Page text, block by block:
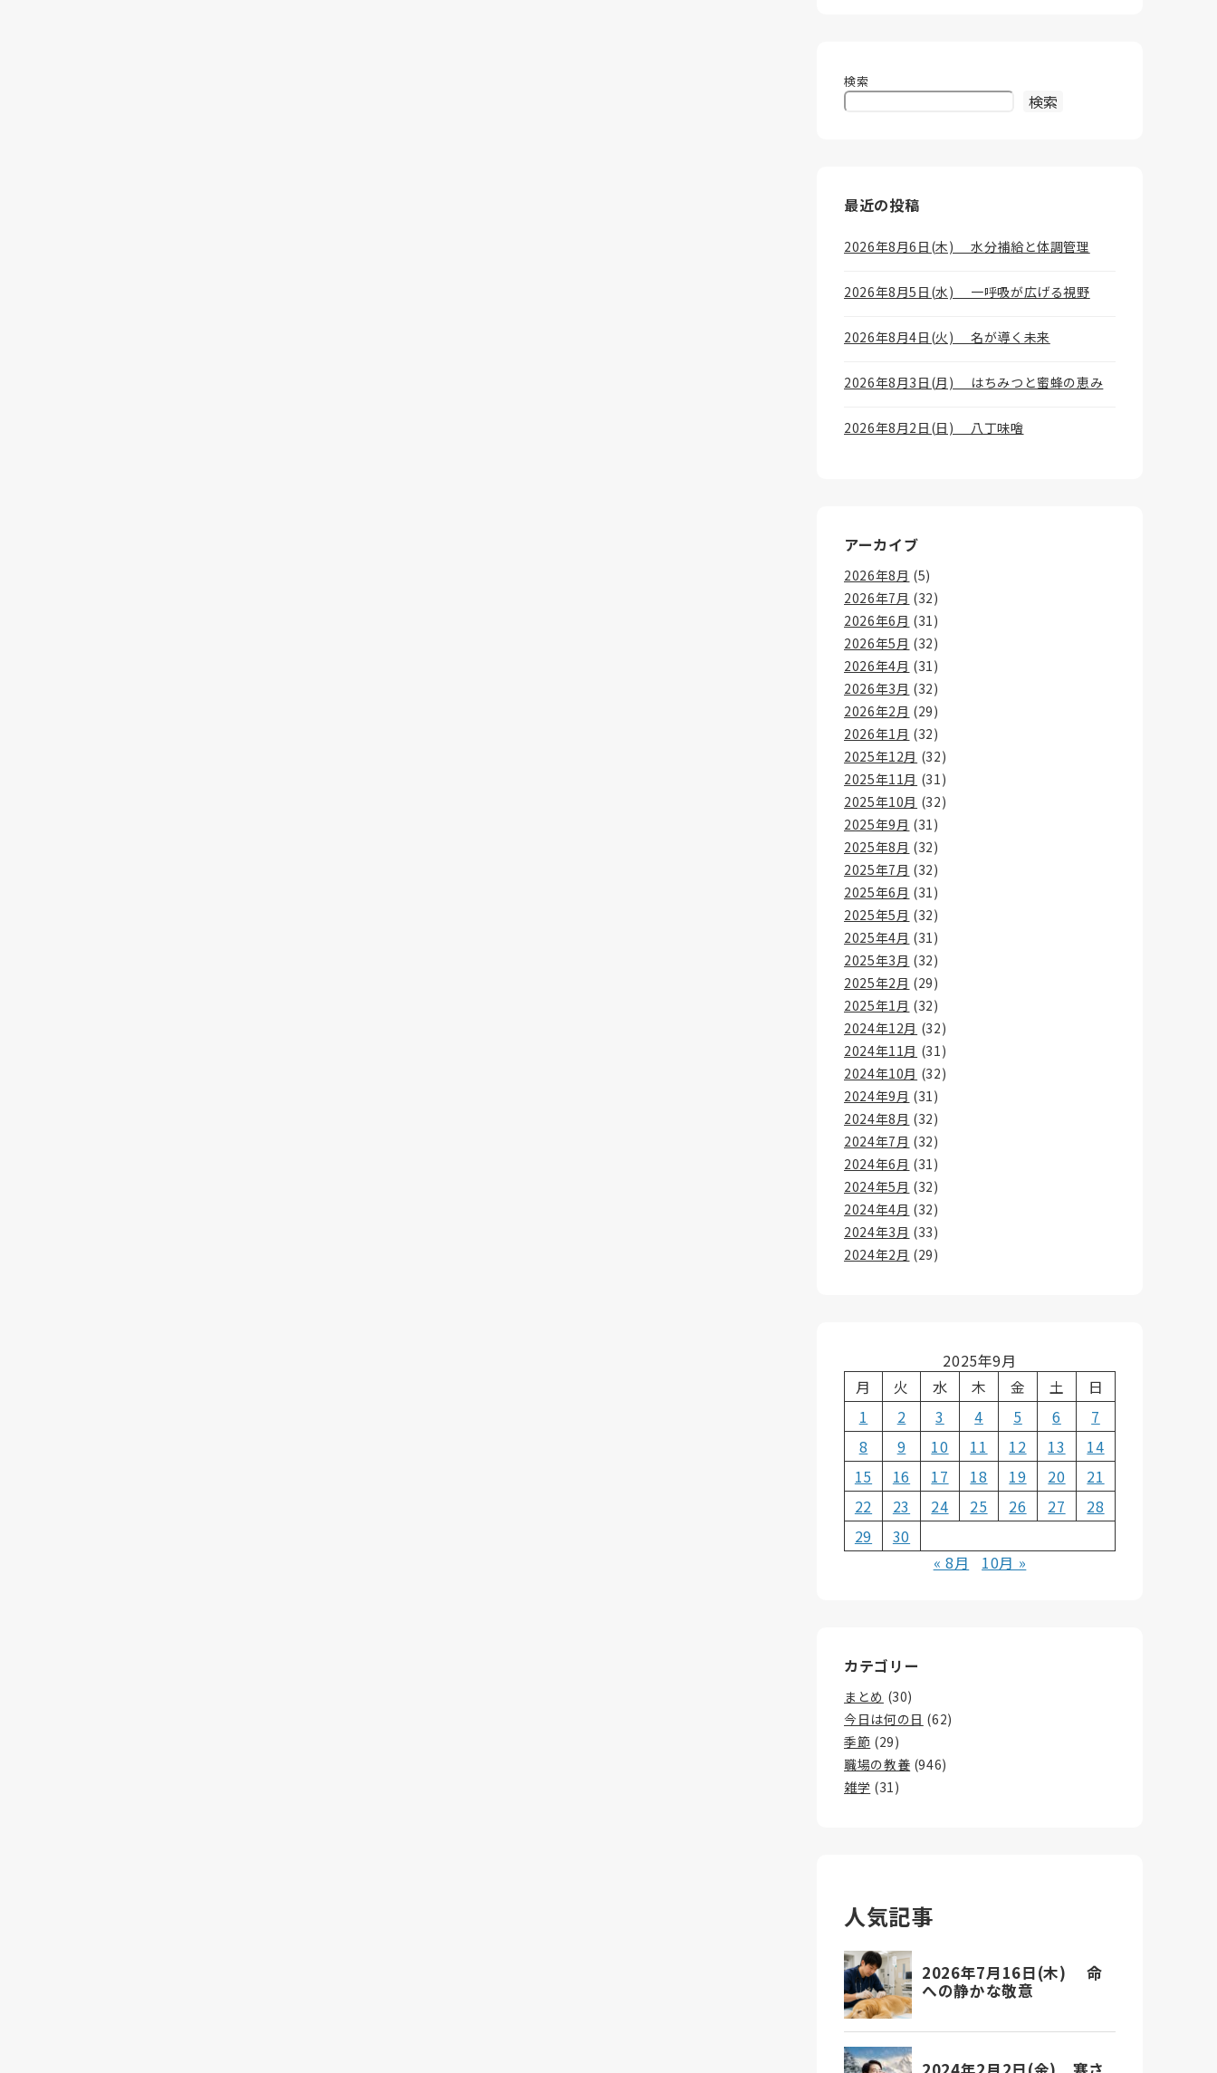
検索
検索
最近の投稿
2026年8月6日(木) 水分補給と体調管理
2026年8月5日(水) 一呼吸が広げる視野
2026年8月4日(火) 名が導く未来
2026年8月3日(月) はちみつと蜜蜂の恵み
2026年8月2日(日) 八丁味噲
アーカイブ
2026年8月 (5)
2026年7月 (32)
2026年6月 (31)
2026年5月 (32)
2026年4月 (31)
2026年3月 (32)
2026年2月 (29)
2026年1月 (32)
2025年12月 (32)
2025年11月 (31)
2025年10月 (32)
2025年9月 (31)
2025年8月 (32)
2025年7月 (32)
2025年6月 (31)
2025年5月 (32)
2025年4月 (31)
2025年3月 (32)
2025年2月 (29)
2025年1月 (32)
2024年12月 (32)
2024年11月 (31)
2024年10月 (32)
2024年9月 (31)
2024年8月 (32)
2024年7月 (32)
2024年6月 (31)
2024年5月 (32)
2024年4月 (32)
2024年3月 (33)
2024年2月 (29)
2025年9月
月
火 水 木 金 土
日
1
2 3 4 5 6
7
8
9 10 11 12 13
14
15
16 17 18 19 20
21
22
23 24 25 26 27
28
29
30
« 8月
10月 »
カテゴリー
まとめ (30)
今日は何の日 (62)
季節 (29)
職場の教養 (946)
雑学 (31)
人気記事